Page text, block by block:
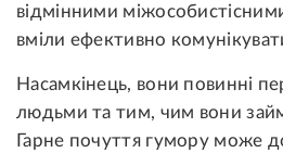
відмінними
вміли ефективно
Насамкінець, вони повинні
людьми та тим, чим вони
Гарне почуття гумору може